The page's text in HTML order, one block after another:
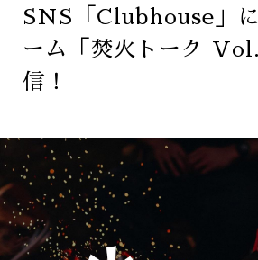
SNS「Clubhouse」
ーム「焚火トーク
信！